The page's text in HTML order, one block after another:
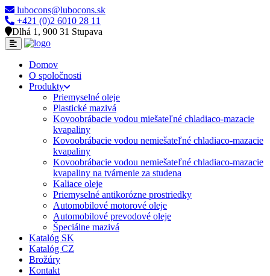
lubocons@lubocons.sk
+421 (0)2 6010 28 11
Dlhá 1, 900 31 Stupava
Domov
O spoločnosti
Produkty
Priemyselné oleje
Plastické mazivá
Kovoobrábacie vodou miešateľné chladiaco-mazacie
kvapaliny
Kovoobrábacie vodou nemiešateľné chladiaco-mazacie
kvapaliny
Kovoobrábacie vodou nemiešateľné chladiaco-mazacie
kvapaliny na tvárnenie za studena
Kaliace oleje
Priemyselné antikorózne prostriedky
Automobilové motorové oleje
Automobilové prevodové oleje
Špeciálne mazivá
Katalóg SK
Katalóg CZ
Brožúry
Kontakt